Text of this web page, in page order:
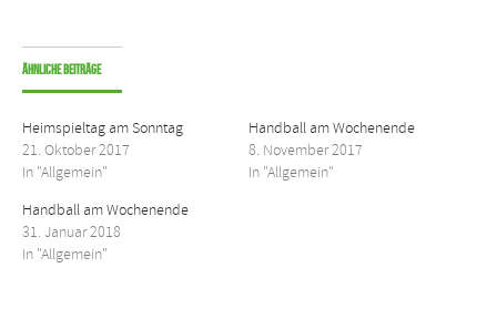
Ähnliche Beiträge
Heimspieltag am Sonntag
21. Oktober 2017
In "Allgemein"
Handball am Wochenende
8. November 2017
In "Allgemein"
Handball am Wochenende
31. Januar 2018
In "Allgemein"